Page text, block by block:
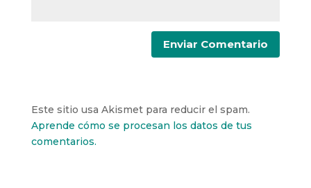
Este sitio usa Akismet para reducir el spam.
Aprende cómo se procesan los datos de tus
comentarios.